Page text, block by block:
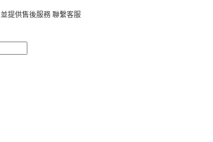
提供售後服務 聯繫客服